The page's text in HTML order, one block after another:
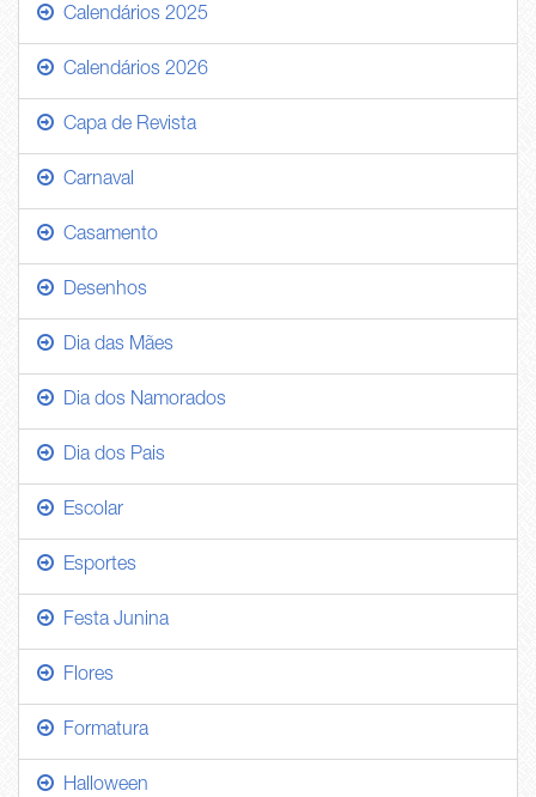
Calendários 2025
Calendários 2026
Capa de Revista
Carnaval
Casamento
Desenhos
Dia das Mães
Dia dos Namorados
Dia dos Pais
Escolar
Esportes
Festa Junina
Flores
Formatura
Halloween